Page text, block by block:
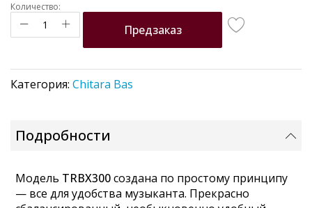
Количество:
Предзаказ
Категория: Chitara Bas
Подробности
Модель TRBX300создана по простому принципу
— все для удобства музыканта. Прекрасно